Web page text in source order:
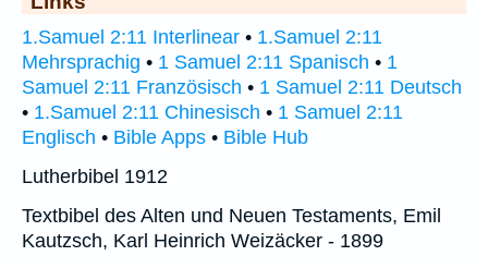
1.Samuel 2:11 Interlinear • 1.Samuel 2:11
Mehrsprachig • 1 Samuel 2:11 Spanisch • 1
Samuel 2:11 Französisch • 1 Samuel 2:11 Deutsch
• 1.Samuel 2:11 Chinesisch • 1 Samuel 2:11
Englisch • Bible Apps • Bible Hub
Lutherbibel 1912
Textbibel des Alten und Neuen Testaments, Emil
Kautzsch, Karl Heinrich Weizäcker - 1899